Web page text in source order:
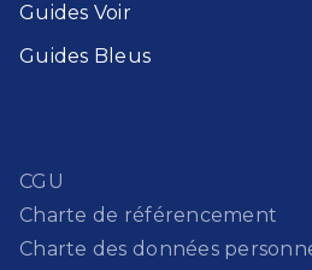
Guides Voir​
Guides Bleu​s
CGU
Charte de référencement
Charte des données